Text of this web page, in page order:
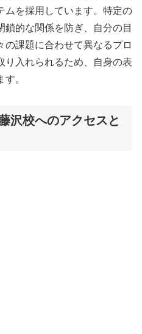
ムを採用しています。特定の
的な関係を防ぎ、自分の目
課題に合わせて異なるプロ
り入れられるため、自身の表
。
沢校へのアクセスと